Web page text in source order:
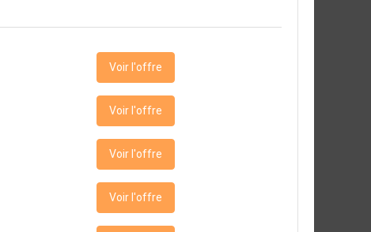
Voir l'offre
Voir l'offre
Voir l'offre
Voir l'offre